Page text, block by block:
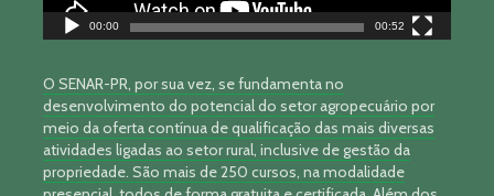
00:00 00:52
O SENAR-PR, por sua vez, se fundamenta no
desenvolvimento do potencial do setor agropecuário por
meio da oferta contínua de qualificação das mais diversas
atividades ligadas ao setor rural, inclusive de gestão da
propriedade. São mais de 250 cursos, na modalidade